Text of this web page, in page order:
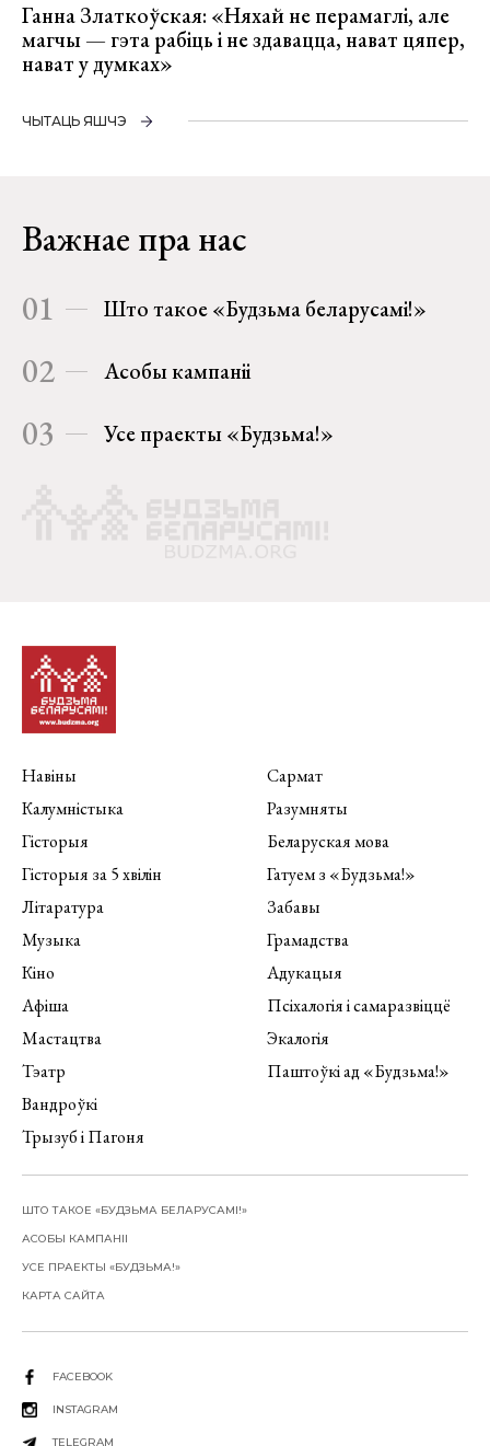
Ганна Златкоўская: «Няхай не перамаглі, але
магчы — гэта рабіць і не здавацца, нават цяпер,
нават у думках»
ЧЫТАЦЬ ЯШЧЭ
Важнае пра нас
01 Што такое «Будзьма беларусамі!»
02 Асобы кампаніі
03 Усе праекты «Будзьма!»
Навіны
Калумністыка
Гісторыя
Гісторыя за 5 хвілін
Літаратура
Музыка
Кіно
Афіша
Мастацтва
Тэатр
Вандроўкі
Трызуб і Пагоня
Сармат
Разумняты
Беларуская мова
Гатуем з «Будзьма!»
Забавы
Грамадства
Адукацыя
Псіхалогія і самаразвіццё
Экалогія
Паштоўкі ад «Будзьма!»
ШТО ТАКОЕ «БУДЗЬМА БЕЛАРУСАМІ!»
АСОБЫ КАМПАНІІ
УСЕ ПРАЕКТЫ «БУДЗЬМА!»
КАРТА САЙТА
FACEBOOK
INSTAGRAM
TELEGRAM